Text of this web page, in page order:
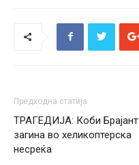
Предходна статија
ТРАГЕДИЈА: Коби Брајант
загина во хеликоптерска
несреќа